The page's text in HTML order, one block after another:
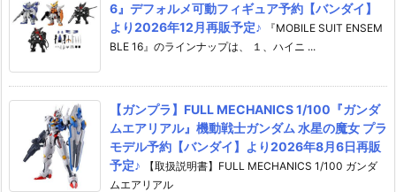
6』デフォルメ可動フィギュア予約【バンダイ】
より2026年12月再販予定♪
『MOBILE SUIT ENSEM
BLE 16』のラインナップは、 １、ハイニ ...
【ガンプラ】FULL MECHANICS 1/100『ガンダ
ムエアリアル』機動戦士ガンダム 水星の魔女 プラ
モデル予約【バンダイ】より2026年8月6日再販
予定♪
【取扱説明書】FULL MECHANICS 1/100 ガンダ
ムエアリアル